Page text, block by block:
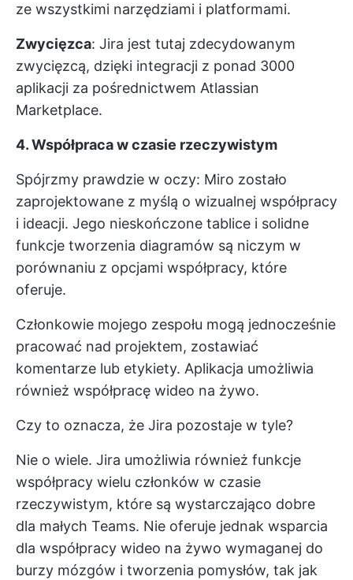
ze wszystkimi narzędziami i platformami.
Zwycięzca: Jira jest tutaj zdecydowanym
zwycięzcą, dzięki integracji z ponad 3000
aplikacji za pośrednictwem Atlassian
Marketplace.
4. Współpraca w czasie rzeczywistym
Spójrzmy prawdzie w oczy: Miro zostało
zaprojektowane z myślą o wizualnej współpracy
i ideacji. Jego nieskończone tablice i solidne
funkcje tworzenia diagramów są niczym w
porównaniu z opcjami współpracy, które
oferuje.
Członkowie mojego zespołu mogą jednocześnie
pracować nad projektem, zostawiać
komentarze lub etykiety. Aplikacja umożliwia
również współpracę wideo na żywo.
Czy to oznacza, że Jira pozostaje w tyle?
Nie o wiele. Jira umożliwia również funkcje
współpracy wielu członków w czasie
rzeczywistym, które są wystarczająco dobre
dla małych Teams. Nie oferuje jednak wsparcia
dla współpracy wideo na żywo wymaganej do
burzy mózgów i tworzenia pomysłów, tak jak